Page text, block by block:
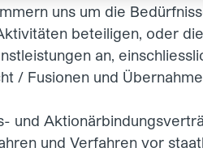
uns um die
beteiligen, oder
an,
/ Fusionen und
und
und Verfahren vor